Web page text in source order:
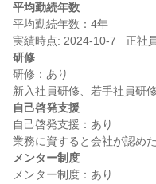
平均勤続年数
平均勤続年数：4年
研修
研修：あり
自己啓発支援
自己啓発支援：あり
メンター制度